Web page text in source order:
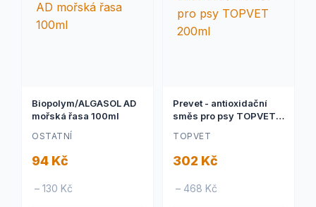
Biopolym/ALGASOL AD
mořská řasa 100ml
OSTATNÍ
94 Kč
– 130 Kč
Prevet - antioxidační
směs pro psy TOPVET
TOPVET
302 Kč
– 468 Kč